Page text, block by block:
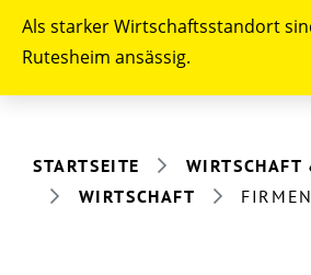
Als starker Wirtschaftsstandort
Rutesheim ansässig.
STARTSEITE
WIRTSCHAFT
WIRTSCHAFT
FIRMEN